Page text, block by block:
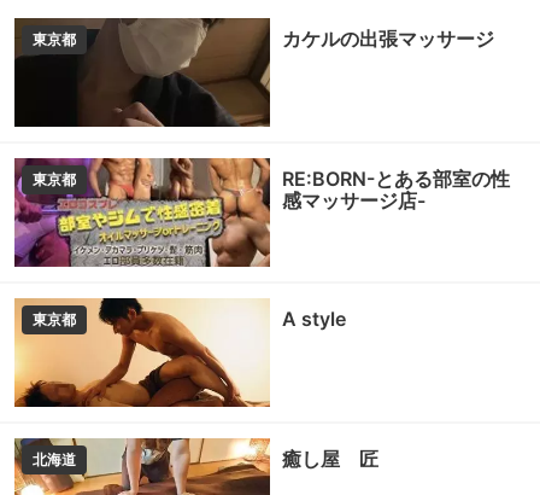
東京都 カケルの出張マッサージ
東京都
RE:BORN-とある部室の性
感マッサージ店-
東京都 A style
北海道 癒し屋 匠